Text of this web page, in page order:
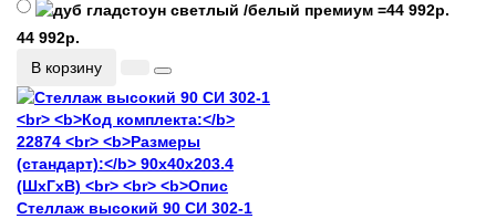
44 992р.
В корзину
Стеллаж высокий 90 СИ 302-1